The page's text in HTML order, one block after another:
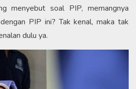
menyebut soal PIP, memangnya
PIP ini? Tak kenal, maka tak
dulu ya.